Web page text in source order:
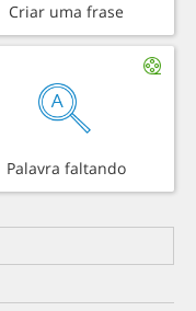
Criar uma frase
Palavra faltando